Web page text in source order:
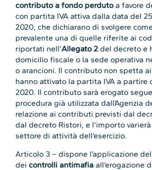
contributo a fondo perdutoa favore
con partita IVA attiva dalla data del
2020, che dichiarano di svolgere
prevalente una di quelle riferite ai
riportati nell’Allegato 2 del decreto e
domicilio fiscale o la sede operativa
o arancioni. Il contributo non spetta
hanno attivato la partita IVA a partire
2020. Il contributo sarà erogato
procedura già utilizzata dall’Agenzia
relazione ai contributi previsti dal
dal decreto Ristori, e l’importo
settore di attività dell’esercizio.
Articolo 3 – dispone l’applicazione
deicontrolli antimafia all’erogazione